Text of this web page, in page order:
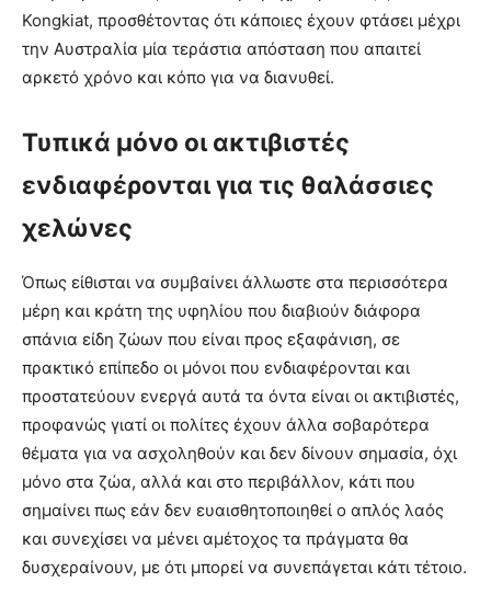
Kongkiat, προσθέτοντας ότι κάποιες έχουν φτάσει μέχρι
την Αυστραλία μία τεράστια απόσταση που απαιτεί
αρκετό χρόνο και κόπο για να διανυθεί.
Τυπικά μόνο οι ακτιβιστές
ενδιαφέρονται για τις θαλάσσιες
χελώνες
Όπως είθισται να συμβαίνει άλλωστε στα περισσότερα
μέρη και κράτη της υφηλίου που διαβιούν διάφορα
σπάνια είδη ζώων που είναι προς εξαφάνιση, σε
πρακτικό επίπεδο οι μόνοι που ενδιαφέρονται και
προστατεύουν ενεργά αυτά τα όντα είναι οι ακτιβιστές,
προφανώς γιατί οι πολίτες έχουν άλλα σοβαρότερα
θέματα για να ασχοληθούν και δεν δίνουν σημασία, όχι
μόνο στα ζώα, αλλά και στο περιβάλλον, κάτι που
σημαίνει πως εάν δεν ευαισθητοποιηθεί ο απλός λαός
και συνεχίσει να μένει αμέτοχος τα πράγματα θα
δυσχεραίνουν, με ότι μπορεί να συνεπάγεται κάτι τέτοιο.